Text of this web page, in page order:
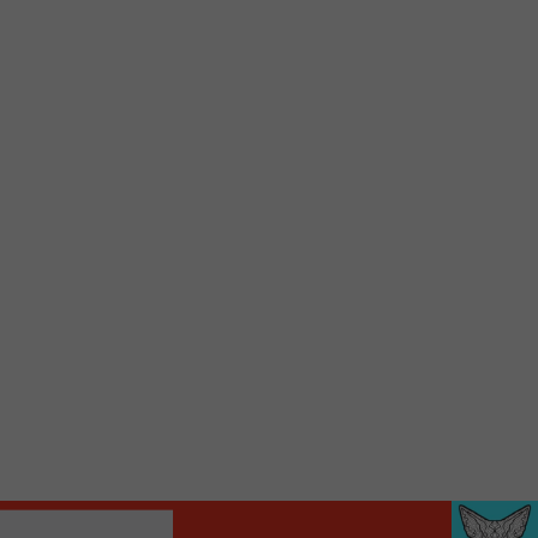
locale vous sont maintenant accessibles en un clic!